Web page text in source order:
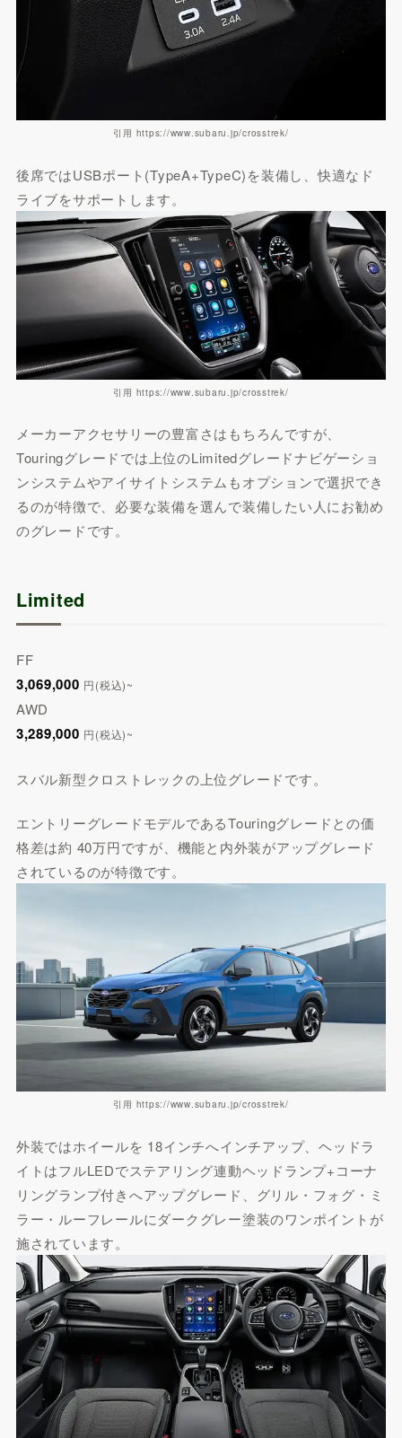
引用 https://www.subaru.jp/crosstrek/
後席ではUSBポート(TypeA+TypeC)を装備し、快適なド
ライブをサポートします。
引用 https://www.subaru.jp/crosstrek/
メーカーアクセサリーの豊富さはもちろんですが、
Touringグレードでは上位のLimitedグレードナビゲーショ
ンシステムやアイサイトシステムもオプションで選択でき
るのが特徴で、必要な装備を選んで装備したい人にお勧め
のグレードです。
Limited
FF
3,069,000 円(税込)~
AWD
3,289,000 円(税込)~
スバル新型クロストレックの上位グレードです。
エントリーグレードモデルであるTouringグレードとの価
格差は約 40万円ですが、機能と内外装がアップグレード
されているのが特徴です。
引用 https://www.subaru.jp/crosstrek/
外装ではホイールを 18インチへインチアップ、ヘッドラ
イトはフルLEDでステアリング連動ヘッドランプ+コーナ
リングランプ付きへアップグレード、グリル・フォグ・ミ
ラー・ルーフレールにダークグレー塗装のワンポイントが
施されています。